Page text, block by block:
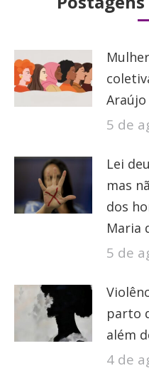
Araújo
5 de
Lei
mas
dos
Maria
5 de
parto
além
4 de